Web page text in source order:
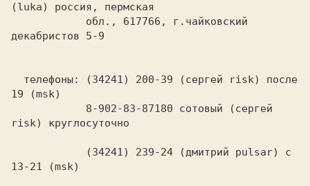
(luka) россия, пермская
декабристов 5-9
19 (msk)
risk) круглосуточно
13-21 (msk)